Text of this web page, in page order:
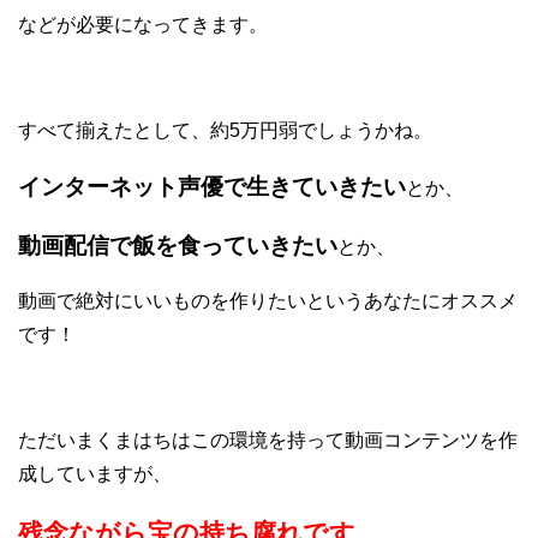
などが必要になってきます。
すべて揃えたとして、約5万円弱でしょうかね。
インターネット声優で生きていきたいとか、
動画配信で飯を食っていきたいとか、
動画で絶対にいいものを作りたいというあなたにオススメ
です！
ただいまくまはちはこの環境を持って動画コンテンツを作
成していますが、